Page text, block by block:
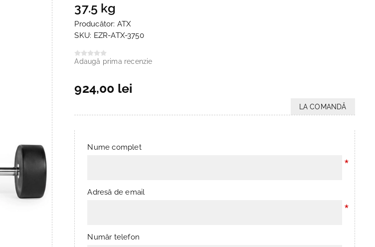
37.5 kg
Producător: ATX
SKU: EZR-ATX-3750
Adaugă prima recenzie
924,00 lei
LA COMANDĂ
Nume complet
*
Adresă de email
*
Număr telefon